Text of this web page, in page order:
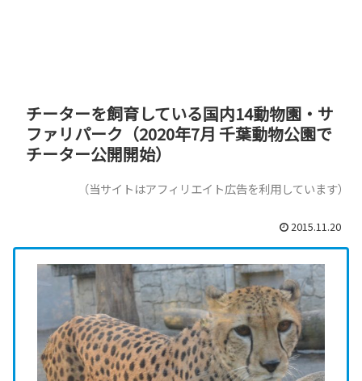
チーターを飼育している国内14動物園・サ
ファリパーク（2020年7月 千葉動物公園で
チーター公開開始）
（当サイトはアフィリエイト広告を利用しています）
2015.11.20